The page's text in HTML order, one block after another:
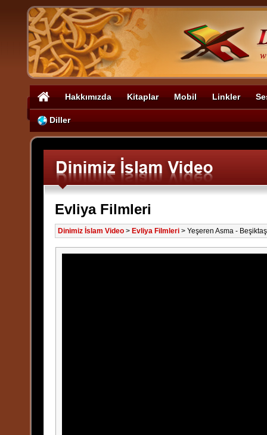
Hakkımızda Kitaplar Mobil Linkler
Diller
Evliya Filmleri
Dinimiz İslam Video> Evliya Filmleri> Yeşeren Asma -